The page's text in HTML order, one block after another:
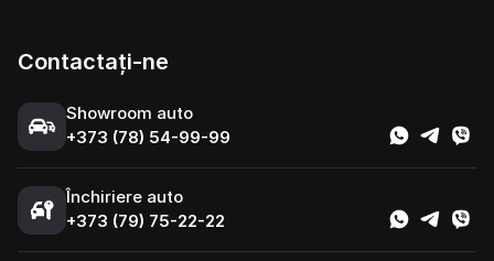
Contactați-ne
Showroom auto
+373 (78) 54-99-99
Închiriere auto
+373 (79) 75-22-22